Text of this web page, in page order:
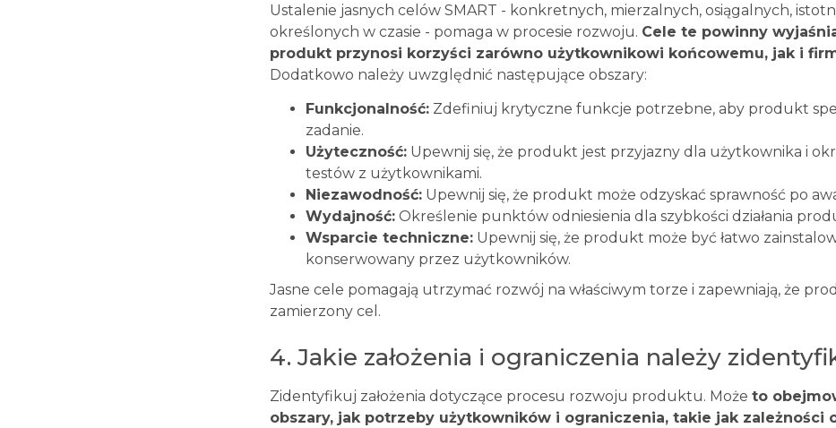
Ustalenie jasnych celów SMART - konkretnych, mierzalnych, osiągalnych,
określonych w czasie - pomaga w procesie rozwoju. Cele te powinny
produkt przynosi korzyści zarówno użytkownikowi końcowemu, jak i
Dodatkowo należy uwzględnić następujące obszary:
Funkcjonalność: Zdefiniuj krytyczne funkcje potrzebne, aby produkt
zadanie.
Użyteczność: Upewnij się, że produkt jest przyjazny dla użytkownika i
testów z użytkownikami.
Niezawodność: Upewnij się, że produkt może odzyskać sprawność po
Wydajność: Określenie punktów odniesienia dla szybkości działania
Wsparcie techniczne: Upewnij się, że produkt może być łatwo
konserwowany przez użytkowników.
Jasne cele pomagają utrzymać rozwój na właściwym torze i zapewniają, że
zamierzony cel.
4. Jakie założenia i ograniczenia należy
Zidentyfikuj założenia dotyczące procesu rozwoju produktu. Możeto
obszary, jak potrzeby użytkowników i ograniczenia, takie jak zależności